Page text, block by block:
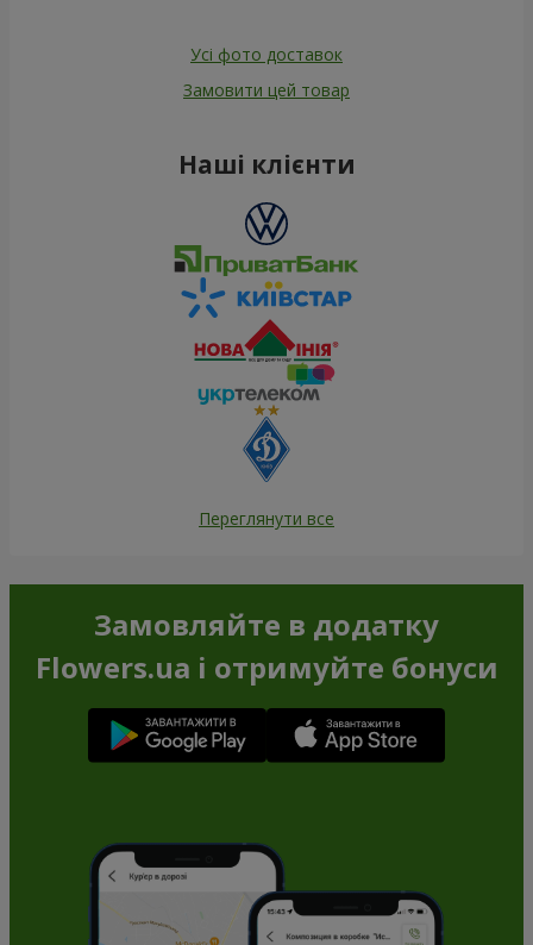
Усі фото доставок
Замовити цей товар
Наші клієнти
Переглянути все
Замовляйте в додатку
Flowers.ua і отримуйте бонуси